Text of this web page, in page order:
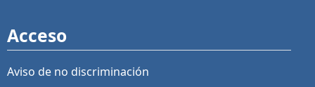
Acceso
Aviso de no discriminación